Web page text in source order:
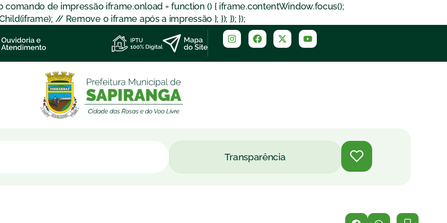
de impressão iframe.onload = function () { iframe.contentWindow.focus();
// Remove o iframe após a impressão }; }); }); });
Transparência